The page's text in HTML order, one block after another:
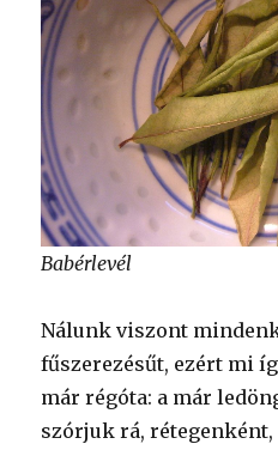
Babérlevél
Nálunk viszont
fűszerezésűt, ezért mi
már régóta: a már
szórjuk rá, rétegenként,